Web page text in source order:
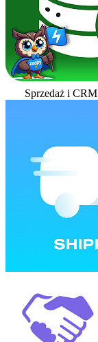
Sprzedaż i CRM